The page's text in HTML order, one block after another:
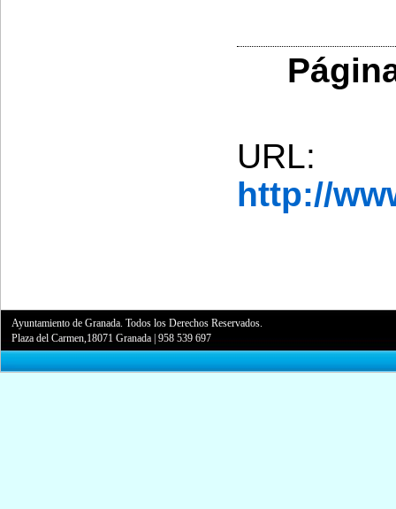
URL:
http://
Ayuntamiento de Granada. Todos los Derechos Reservados.
Plaza del Carmen,18071 Granada |958 539 697